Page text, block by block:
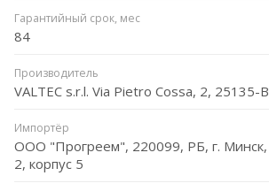
Гарантийный срок, мес
84
Производитель
VALTEC s.r.l. Via Pietro Cossa, 2, 25135-
Импортёр
ООО "Прогреем", 220099, РБ, г. Минск,
2, корпус 5